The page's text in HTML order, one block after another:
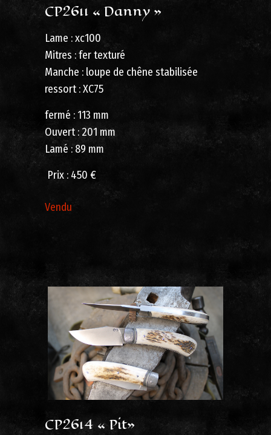
CP2611 « Danny »
Lame : xc100
Mitres : fer texturé
Manche : loupe de chêne stabilisée
ressort : XC75
fermé : 113 mm
Ouvert : 201 mm
Lamé : 89 mm
Prix ​​: 450 €
CP2614 « Pit»